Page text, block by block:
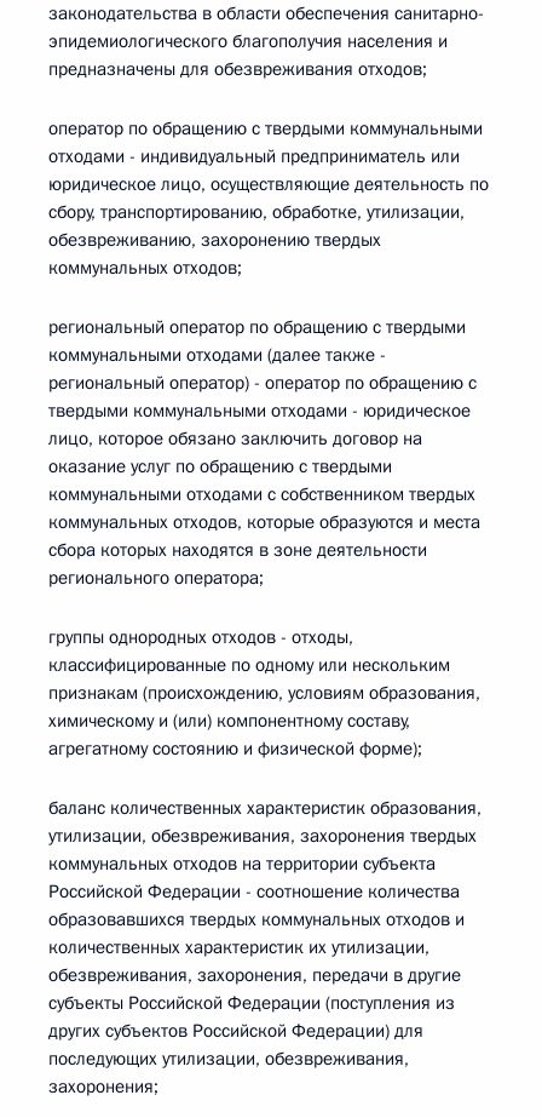
законодательства в области обеспечения санитарно-
эпидемиологического благополучия населения и
предназначены для обезвреживания отходов;
оператор по обращению с твердыми коммунальными
отходами - индивидуальный предприниматель или
юридическое лицо, осуществляющие деятельность по
сбору, транспортированию, обработке, утилизации,
обезвреживанию, захоронению твердых
коммунальных отходов;
региональный оператор по обращению с твердыми
коммунальными отходами (далее также -
региональный оператор) - оператор по обращению с
твердыми коммунальными отходами - юридическое
лицо, которое обязано заключить договор на
оказание услуг по обращению с твердыми
коммунальными отходами с собственником твердых
коммунальных отходов, которые образуются и места
сбора которых находятся в зоне деятельности
регионального оператора;
группы однородных отходов - отходы,
классифицированные по одному или нескольким
признакам (происхождению, условиям образования,
химическому и (или) компонентному составу,
агрегатному состоянию и физической форме);
баланс количественных характеристик образования,
утилизации, обезвреживания, захоронения твердых
коммунальных отходов на территории субъекта
Российской Федерации - соотношение количества
образовавшихся твердых коммунальных отходов и
количественных характеристик их утилизации,
обезвреживания, захоронения, передачи в другие
субъекты Российской Федерации (поступления из
других субъектов Российской Федерации) для
последующих утилизации, обезвреживания,
захоронения;